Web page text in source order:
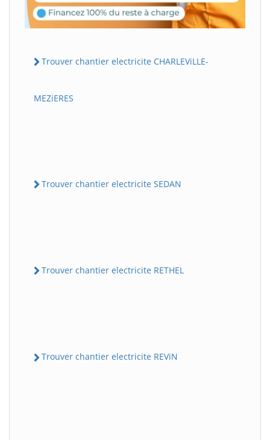
Trouver chantier electricite CHARLEViLLE-
MEZiERES
Trouver chantier electricite SEDAN
Trouver chantier electricite RETHEL
Trouver chantier electricite REViN